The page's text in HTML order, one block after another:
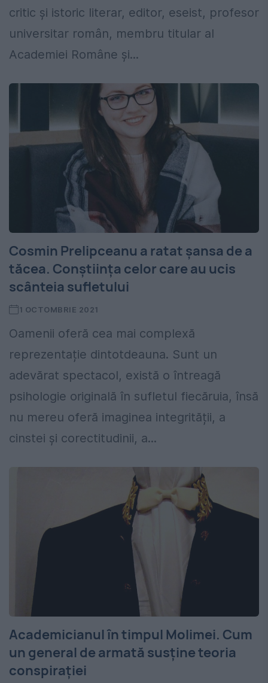
critic și istoric literar, editor, eseist, profesor
universitar român, membru titular al
Academiei Române și...
Cosmin Prelipceanu a ratat șansa de a
tăcea. Conștiința celor care au ucis
scânteia sufletului
1 OCTOMBRIE 2021
Oamenii oferă cea mai complexă
reprezentație dintotdeauna. Sunt un
adevărat spectacol, există o întreagă
psihologie originală în sufletul fiecăruia, însă
nu mereu oferă imaginea integrității, a
cinstei și corectitudinii, a...
Academicianul în timpul Molimei. Cum
un general de armată susține teoria
conspirației